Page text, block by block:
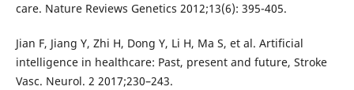
care. Nature Reviews Genetics 2012;13(6): 395-405.
Jian F, Jiang Y, Zhi H, Dong Y, Li H, Ma S, et al. Artificial
intelligence in healthcare: Past, present and future, Stroke
Vasc. Neurol. 2 2017;230–243.